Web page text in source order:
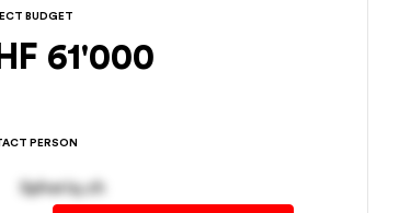
BUDGET
61'000
PERSON
Spheriq.ch